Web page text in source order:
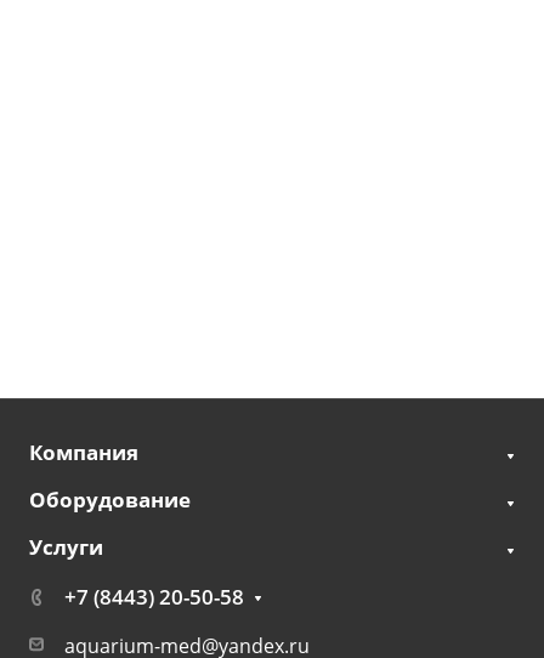
Компания
Оборудование
Услуги
+7 (8443) 20-50-58
aquarium-med@yandex.ru